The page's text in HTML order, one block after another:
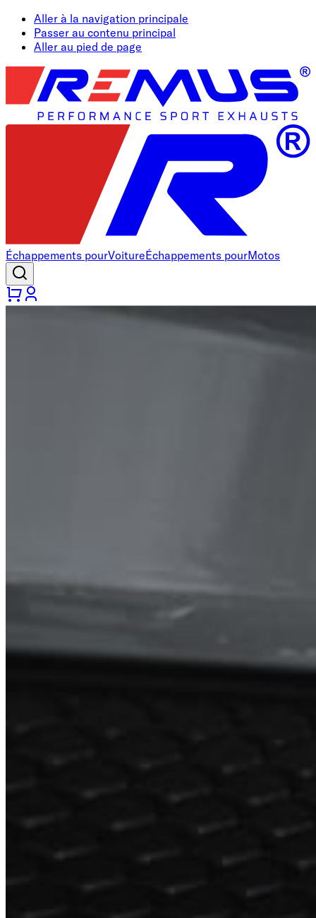
Aller à la navigation principale
Passer au contenu principal
Aller au pied de page
Échappements pourVoitureÉchappements pourMotos